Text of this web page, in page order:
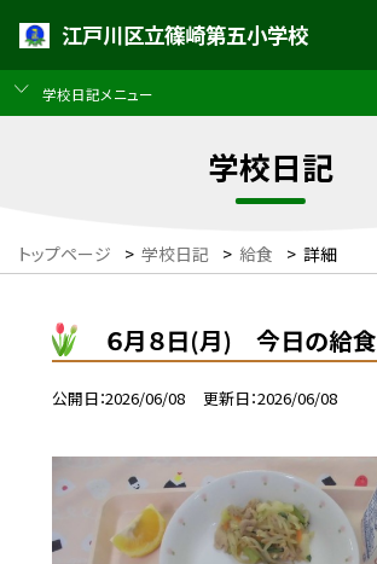
江戸川区立篠崎第五小学校
学校日記メニュー
学校日記
トップページ > 学校日記 > 給食 > 詳細
６月８日(月) 今日の給食
公開日 2026/06/08 更新日 2026/06/08